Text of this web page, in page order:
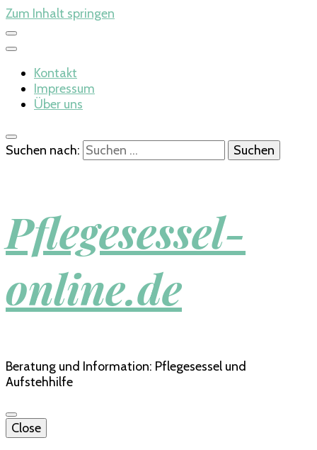
Zum Inhalt springen
Kontakt
Impressum
Über uns
Suchen nach:
Pflegesessel-
online.de
Beratung und Information: Pflegesessel und
Aufstehhilfe
Close